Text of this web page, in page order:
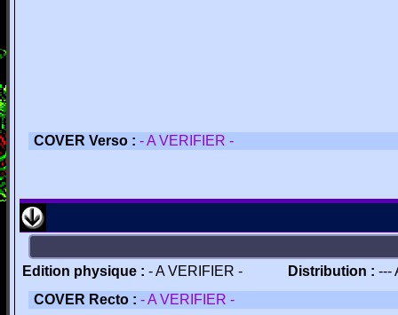
COVER Verso : - A VERIFIER -
Edition physique : - A VERIFIER - Distribution : ---
COVER Recto : - A VERIFIER -